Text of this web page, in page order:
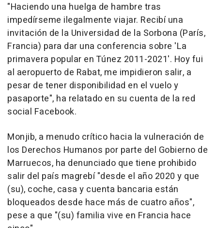
"Haciendo una huelga de hambre tras
impedírseme ilegalmente viajar. Recibí una
invitación de la Universidad de la Sorbona (París,
Francia) para dar una conferencia sobre 'La
primavera popular en Túnez 2011-2021'. Hoy fui
al aeropuerto de Rabat, me impidieron salir, a
pesar de tener disponibilidad en el vuelo y
pasaporte", ha relatado en su cuenta de la red
social Facebook.
Monjib, a menudo crítico hacia la vulneración de
los Derechos Humanos por parte del Gobierno de
Marruecos, ha denunciado que tiene prohibido
salir del país magrebí "desde el año 2020 y que
(su), coche, casa y cuenta bancaria están
bloqueados desde hace más de cuatro años",
pese a que "(su) familia vive en Francia hace